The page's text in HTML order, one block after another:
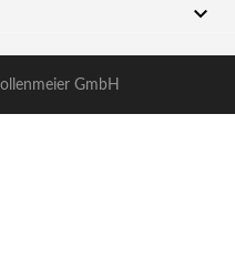

GmbH